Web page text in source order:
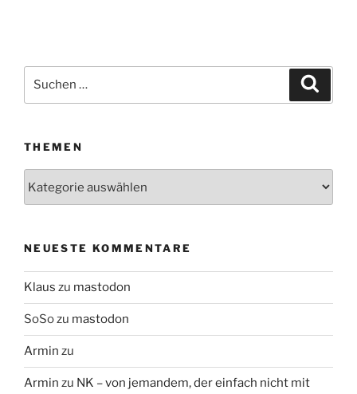
Suchen
THEMEN
NEUESTE KOMMENTARE
Klaus zu mastodon
SoSozu mastodon
Armin zu
Armin zu NK – von jemandem, der einfach nicht mit